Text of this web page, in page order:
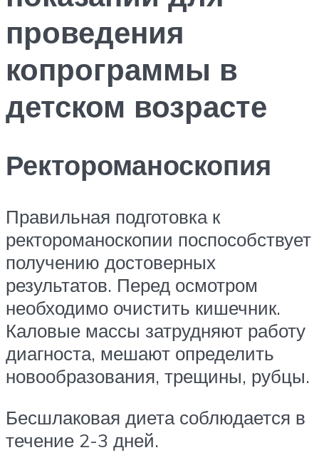
проведения
копрограммы в
детском возрасте
Ректороманоскопия
Правильная подготовка к
ректороманоскопии поспособствует
получению достоверных
результатов. Перед осмотром
необходимо очистить кишечник.
Каловые массы затрудняют работу
диагноста, мешают определить
новообразования, трещины, рубцы.
Бесшлаковая диета соблюдается в
течение 2-3 дней.